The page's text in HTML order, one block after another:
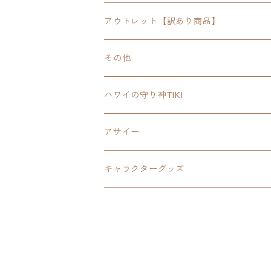
24inchオクタゴン八角形
18inch×18inchスクエア正方形
California State Routeカリフォルニア州
Interstate 州間道路型
U.S. Route国道（アメリカ）
スポーツ
ピクトグラム
ブランド
ミリタリー
ゲーム
FOODIE
SHORTS
KIDS
アウトレット【訳あり商品】
その他
ハワイの守り神TIKI
アサイー
キャラクターグッズ